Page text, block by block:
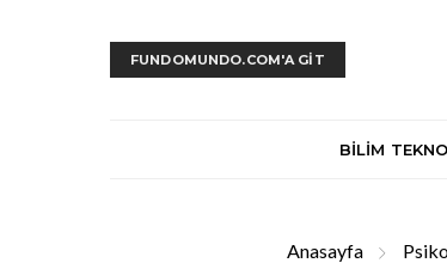
FUNDOMUNDO.COM'A GİT
BILIM
Anasayfa